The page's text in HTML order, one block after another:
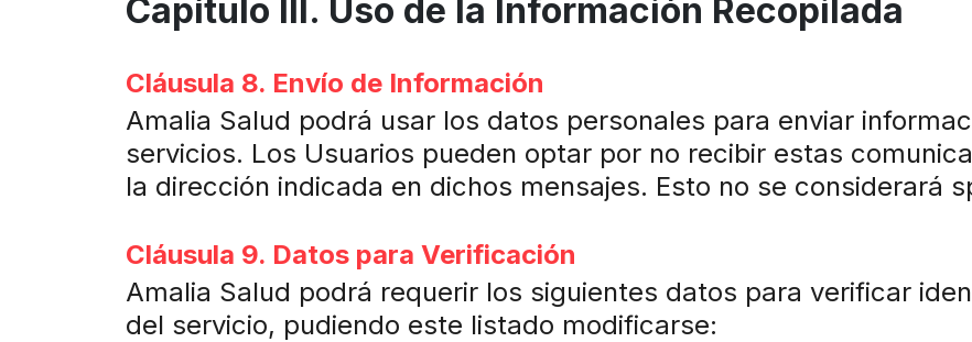
Capítulo III. Uso de la Información Recopilada
Cláusula 8. Envío de Información
Amalia Salud podrá usar los datos personales para enviar
servicios. Los Usuarios pueden optar por no recibir estas
la dirección indicada en dichos mensajes. Esto no se considerará
Cláusula 9. Datos para Verificación
Amalia Salud podrá requerir los siguientes datos para verificar
del servicio, pudiendo este listado modificarse: